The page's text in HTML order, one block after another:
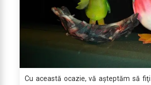
Cu această ocazie, vă aşteptăm să